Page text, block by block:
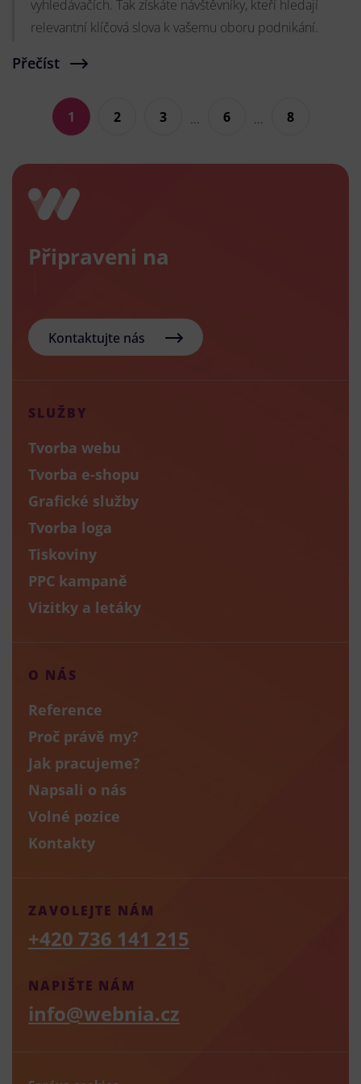
vyhledávačích. Tak získáte návštěvníky, kteří hledají
relevantní klíčová slova k vašemu oboru podnikání.
Přečíst
1 2 3 ... 6 ... 8
Připraveni na
Kontaktujte nás
SLUŽBY
Tvorba webu
Tvorba e-shopu
Grafické služby
Tvorba loga
Tiskoviny
PPC kampaně
Vizitky a letáky
O NÁS
Reference
Proč právě my?
Jak pracujeme?
Napsali o nás
Volné pozice
Kontakty
NAPIŠTE NÁM
info@webnia.cz
ZAVOLEJTE NÁM
+420 736 141 215